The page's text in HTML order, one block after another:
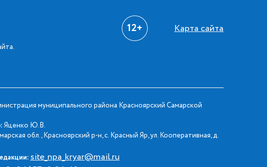
12+ Карта сайта
муниципального района Красноярский Самарской
Яценко Ю.В.
обл., Красноярский р-н, с. Красный Яр, ул. Кооперативная, д.
site_npa_kryar@mail.ru